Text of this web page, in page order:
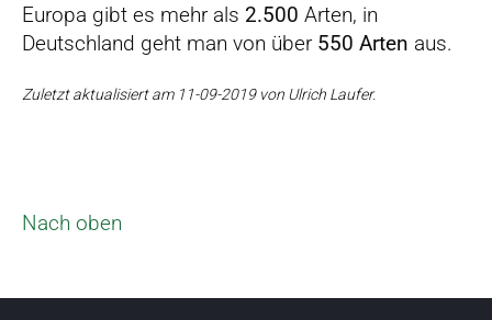
Europa gibt es mehr als 2.500 Arten, in
Deutschland geht man von über 550 Arten aus.
Zuletzt aktualisiert am 11-09-2019 von Ulrich Laufer.
Nach oben